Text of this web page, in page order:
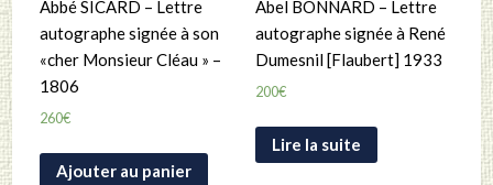
Abbé SICARD – Lettre
autographe signée à son
«cher Monsieur Cléau » –
1806
260€
Ajouter au panier
Abel BONNARD – Lettre
autographe signée à René
Dumesnil [Flaubert] 1933
200€
Lire la suite